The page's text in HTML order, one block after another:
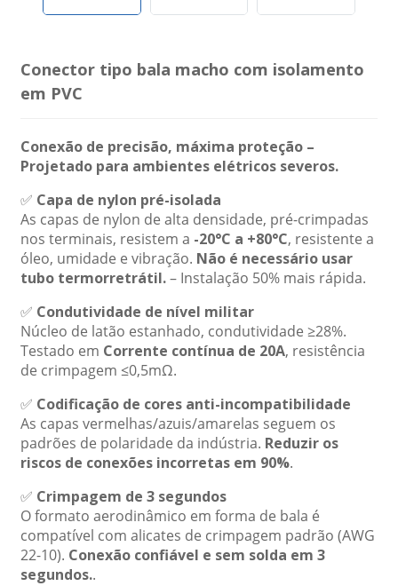
Conector tipo bala macho com isolamento
em PVC
Conexão de precisão, máxima proteção –
Projetado para ambientes elétricos severos.
✅ Capa de nylon pré-isolada
As capas de nylon de alta densidade, pré-crimpadas
nos terminais, resistem a -20°C a +80°C, resistente a
óleo, umidade e vibração. Não é necessário usar
tubo termorretrátil.– Instalação 50% mais rápida.
✅ Condutividade de nível militar
Núcleo de latão estanhado, condutividade ≥28%.
Testado em Corrente contínua de 20A, resistência
de crimpagem ≤0,5mΩ.
✅ Codificação de cores anti-incompatibilidade
As capas vermelhas/azuis/amarelas seguem os
padrões de polaridade da indústria. Reduzir os
riscos de conexões incorretas em 90%.
✅ Crimpagem de 3 segundos
O formato aerodinâmico em forma de bala é
compatível com alicates de crimpagem padrão (AWG
22-10). Conexão confiável e sem solda em 3
segundos..